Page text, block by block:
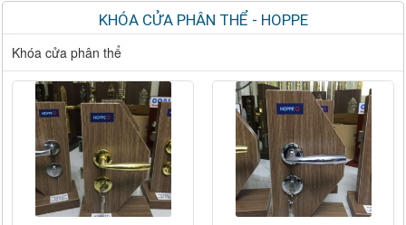
KHÓA CỬA PHÂN THỂ - HOPPE
Khóa cửa phân thể